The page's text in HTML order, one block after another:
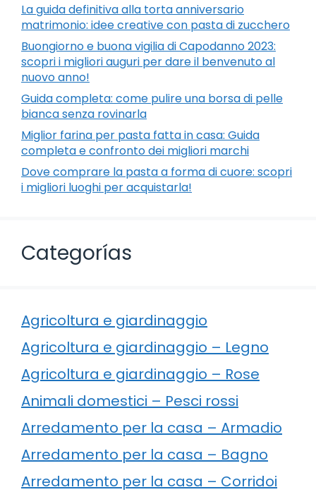
La guida definitiva alla torta anniversario
matrimonio: idee creative con pasta di zucchero
Buongiorno e buona vigilia di Capodanno 2023:
scopri i migliori auguri per dare il benvenuto al
nuovo anno!
Guida completa: come pulire una borsa di pelle
bianca senza rovinarla
Miglior farina per pasta fatta in casa: Guida
completa e confronto dei migliori marchi
Dove comprare la pasta a forma di cuore: scopri
i migliori luoghi per acquistarla!
Categorías
Agricoltura e giardinaggio
Agricoltura e giardinaggio – Legno
Agricoltura e giardinaggio – Rose
Animali domestici – Pesci rossi
Arredamento per la casa – Armadio
Arredamento per la casa – Bagno
Arredamento per la casa – Corridoi